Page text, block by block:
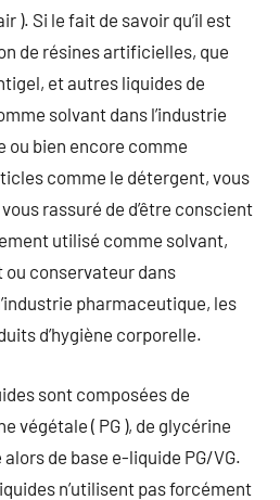
). Si le fait de savoir qu’il est
de résines artificielles, que
et autres liquides de
solvant dans l’industrie
ou bien encore comme
comme le détergent, vous
rassuré de d’être conscient
utilisé comme solvant,
conservateur dans
pharmaceutique, les
d’hygiène corporelle.
sont composées de
végétale ( PG ), de glycérine
alors de base e-liquide PG/VG.
n’utilisent pas forcément